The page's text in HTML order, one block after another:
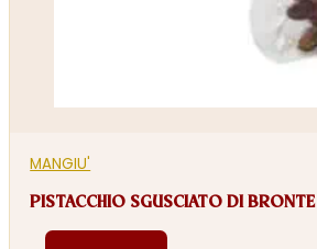
MANGIU'
PISTACCHIO SGUSCIATO DI BRONTE